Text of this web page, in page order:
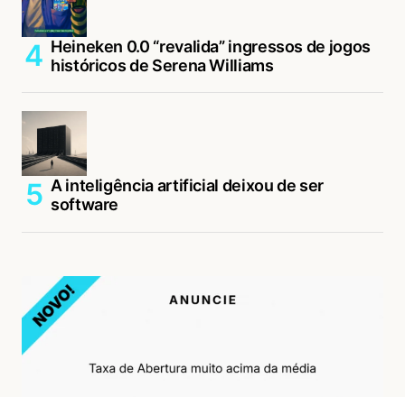
Heineken 0.0 “revalida” ingressos de jogos
históricos de Serena Williams
A inteligência artificial deixou de ser
software